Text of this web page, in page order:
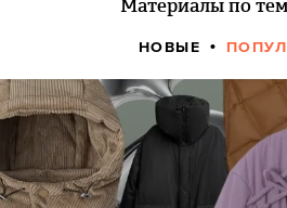
Материалы по
НОВЫЕ